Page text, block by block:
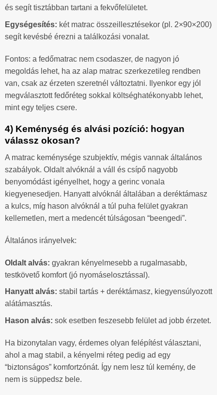
és segít tisztábban tartani a fekvőfelületet.
Egységesítés: két matrac összeillesztésekor (pl. 2×90×200)
segít kevésbé érezni a találkozási vonalat.
Fontos: a fedőmatrac nem csodaszer, de nagyon jó
megoldás lehet, ha az alap matrac szerkezetileg rendben
van, csak az érzeten szeretnél változtatni. Ilyenkor egy jól
megválasztott fedőréteg sokkal költséghatékonyabb lehet,
mint egy teljes csere.
4) Keménység és alvási pozíció: hogyan
válassz okosan?
A matrac keménysége szubjektív, mégis vannak általános
szabályok. Oldalt alvóknál a váll és csípő nagyobb
benyomódást igényelhet, hogy a gerinc vonala
kiegyenesedjen. Hanyatt alvóknál általában a deréktámasz
a kulcs, míg hason alvóknál a túl puha felület gyakran
kellemetlen, mert a medencét túlságosan “beengedi”.
Általános irányelvek:
Oldalt alvás: gyakran kényelmesebb a rugalmasabb,
testkövető komfort (jó nyomáselosztással).
Hanyatt alvás: stabil tartás + deréktámasz, kiegyensúlyozott
alátámasztás.
Hason alvás: sok esetben feszesebb felület ad jobb érzetet.
Ha bizonytalan vagy, érdemes olyan felépítést választani,
ahol a mag stabil, a kényelmi réteg pedig ad egy
“biztonságos” komfortzónát. Így nem lesz túl kemény, de
nem is süppedsz bele.